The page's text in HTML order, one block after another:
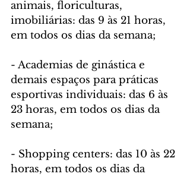
animais, floriculturas,
imobiliárias: das 9 às 21 horas,
em todos os dias da semana;
- Academias de ginástica e
demais espaços para práticas
esportivas individuais: das 6 às
23 horas, em todos os dias da
semana;
- Shopping centers: das 10 às 22
horas, em todos os dias da